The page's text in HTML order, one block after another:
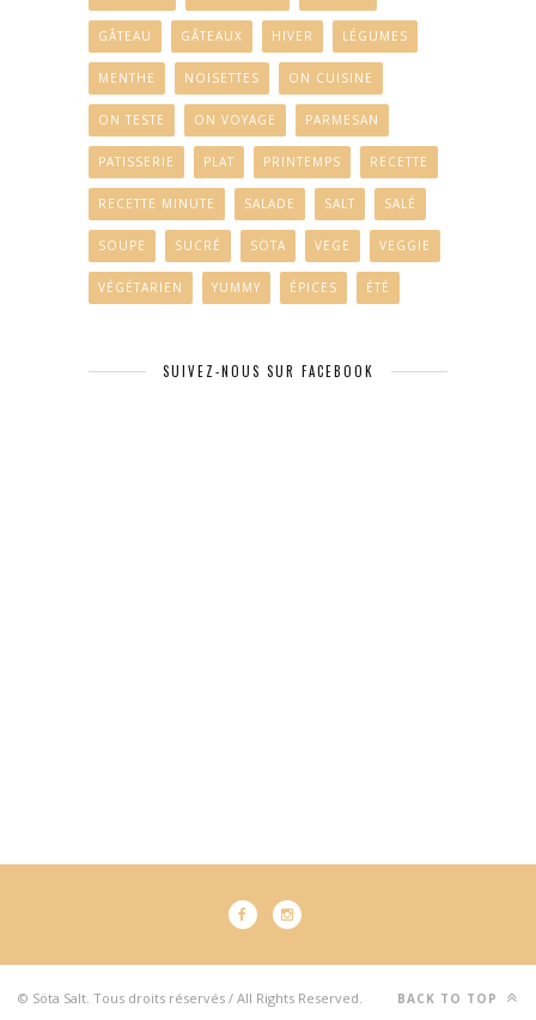
GÂTEAU GÂTEAUX HIVER LÉGUMES
MENTHE NOISETTES ON CUISINE
ON TESTE ON VOYAGE PARMESAN
PATISSERIE PLAT PRINTEMPS RECETTE
RECETTE MINUTE SALADE SALT SALÉ
SOUPE SUCRÉ SÖTA VEGE VEGGIE
VÉGÉTARIEN YUMMY ÉPICES ÉTÉ
SUIVEZ-NOUS SUR FACEBOOK
© Söta Salt. Tous droits réservés / All Rights Reserved. BACK TO TOP